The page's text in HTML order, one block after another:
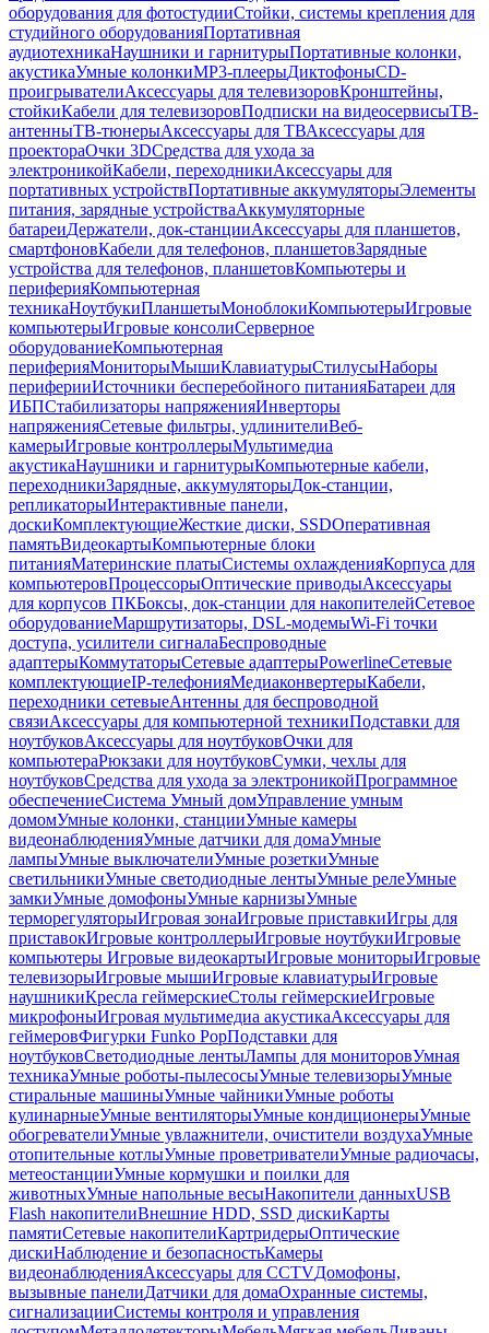
оборудования для фотостудииСтойки, системы крепления для
студийного оборудованияПортативная
аудиотехникаНаушники и гарнитурыПортативные колонки,
акустикаУмные колонкиMP3-плеерыДиктофоныCD-
проигрывателиАксессуары для телевизоровКронштейны,
стойкиКабели для телевизоровПодписки на видеосервисыТВ-
антенныТВ-тюнерыАксессуары для ТВАксессуары для
проектораОчки 3DСредства для ухода за
электроникойКабели, переходникиАксессуары для
портативных устройствПортативные аккумуляторыЭлементы
питания, зарядные устройстваАккумуляторные
батареиДержатели, док-станцииАксессуары для планшетов,
смартфоновКабели для телефонов, планшетовЗарядные
устройства для телефонов, планшетовКомпьютеры и
периферияКомпьютерная
техникаНоутбукиПланшетыМоноблокиКомпьютерыИгровые
компьютерыИгровые консолиСерверное
оборудованиеКомпьютерная
периферияМониторыМышиКлавиатурыСтилусыНаборы
периферииИсточники бесперебойного питанияБатареи для
ИБПСтабилизаторы напряженияИнверторы
напряженияСетевые фильтры, удлинителиВеб-
камерыИгровые контроллерыМультимедиа
акустикаНаушники и гарнитурыКомпьютерные кабели,
переходникиЗарядные, аккумуляторыДок-станции,
репликаторыИнтерактивные панели,
доскиКомплектующиеЖесткие диски, SSDОперативная
памятьВидеокартыКомпьютерные блоки
питанияМатеринские платыСистемы охлажденияКорпуса для
компьютеровПроцессорыОптические приводыАксессуары
для корпусов ПКБоксы, док-станции для накопителейСетевое
оборудованиеМаршрутизаторы, DSL-модемыWi-Fi точки
доступа, усилители сигналаБеспроводные
адаптерыКоммутаторыСетевые адаптерыPowerlineСетевые
комплектующиеIP-телефонияМедиаконвертерыКабели,
переходники сетевыеАнтенны для беспроводной
связиАксессуары для компьютерной техникиПодставки для
ноутбуковАксессуары для ноутбуковОчки для
компьютераРюкзаки для ноутбуковСумки, чехлы для
ноутбуковСредства для ухода за электроникойПрограммное
обеспечениеСистема Умный домУправление умным
домомУмные колонки, станцииУмные камеры
видеонаблюденияУмные датчики для домаУмные
лампыУмные выключателиУмные розеткиУмные
светильникиУмные светодиодные лентыУмные релеУмные
замкиУмные домофоныУмные карнизыУмные
терморегуляторыИгровая зонаИгровые приставкиИгры для
приставокИгровые контроллерыИгровые ноутбукиИгровые
компьютеры Игровые видеокартыИгровые мониторыИгровые
телевизорыИгровые мышиИгровые клавиатурыИгровые
наушникиКресла геймерскиеСтолы геймерскиеИгровые
микрофоныИгровая мультимедиа акустикаАксессуары для
геймеровФигурки Funko PopПодставки для
ноутбуковСветодиодные лентыЛампы для мониторовУмная
техникаУмные роботы-пылесосыУмные телевизорыУмные
стиральные машиныУмные чайникиУмные роботы
кулинарныеУмные вентиляторыУмные кондиционерыУмные
обогревателиУмные увлажнители, очистители воздухаУмные
отопительные котлыУмные проветривателиУмные радиочасы,
метеостанцииУмные кормушки и поилки для
животныхУмные напольные весыНакопители данныхUSB
Flash накопителиВнешние HDD, SSD дискиКарты
памятиСетевые накопителиКартридерыОптические
дискиНаблюдение и безопасностьКамеры
видеонаблюденияАксессуары для CCTVДомофоны,
вызывные панелиДатчики для домаОхранные системы,
сигнализацииСистемы контроля и управления